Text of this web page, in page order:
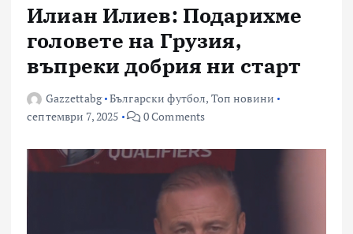
Илиан Илиев: Подарихме
головете на Грузия,
въпреки добрия ни старт
Gazzettabg Български футбол, Топ новини
септември 7, 2025
0 Comments